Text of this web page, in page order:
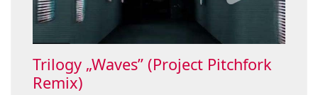
Trilogy „Waves” (Project Pitchfork
Remix)